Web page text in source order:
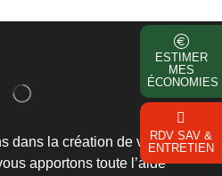
ESTIMER
MES
ÉCONOMIES
RDV SAV &
ENTRETIEN
dans la création de votre
apportons toute l’aide